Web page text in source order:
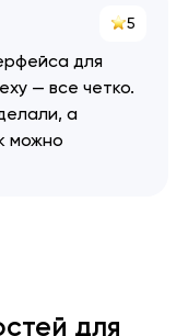
5
для
— все четко.
а
можно
для